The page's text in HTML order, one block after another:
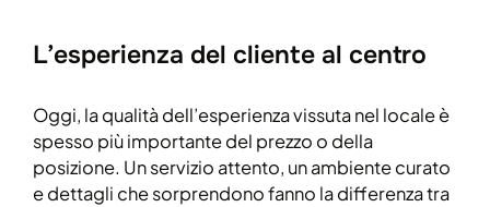
L’esperienza del cliente al centro
Oggi, la qualità dell’esperienza vissuta nel locale è
spesso più importante del prezzo o della
posizione. Un servizio attento, un ambiente curato
e dettagli che sorprendono fanno la differenza tra